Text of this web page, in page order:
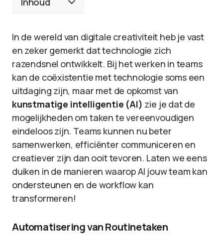
In de wereld van digitale creativiteit heb je vast
en zeker gemerkt dat technologie zich
razendsnel ontwikkelt. Bij het werken in teams
kan de coëxistentie met technologie soms een
uitdaging zijn, maar met de opkomst van
kunstmatige intelligentie (AI) zie je dat de
mogelijkheden om taken te vereenvoudigen
eindeloos zijn. Teams kunnen nu beter
samenwerken, efficiënter communiceren en
creatiever zijn dan ooit tevoren. Laten we eens
duiken in de manieren waarop AI jouw team kan
ondersteunen en de workflow kan
transformeren!
Automatisering van Routinetaken